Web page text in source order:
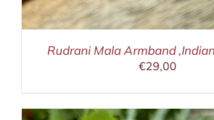
Rudrani Mala Armband
€29,00